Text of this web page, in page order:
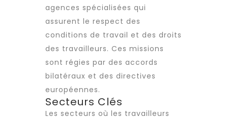
agences spécialisées qui
assurent le respect des
conditions de travail et des droits
des travailleurs. Ces missions
sont régies par des accords
bilatéraux et des directives
européennes.
Secteurs Clés
Les secteurs où les travailleurs